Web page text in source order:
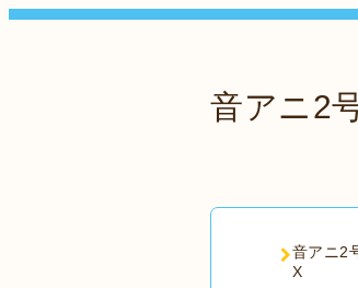
音アニ2
音アニ2
X